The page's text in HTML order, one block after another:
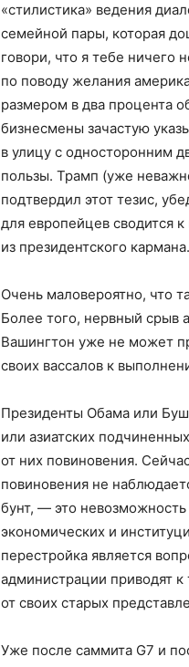
«стилистика» ведения
семейной пары, которая
говори, что я тебе ничего
по поводу желания
размером в два процента
бизнесмены зачастую
в улицу с односторонним
пользы. Трамп (уже
подтвердил этот тезис,
для европейцев сводится
из президентского кармана.
Очень маловероятно, что
Более того, нервный срыв
Вашингтон уже не может
своих вассалов к
Президенты Обама или Буш
или азиатских
от них повиновения.
повиновения не
бунт, — это
экономических и
перестройка является
администрации приводят
от своих старых
Уже после саммита G7 и